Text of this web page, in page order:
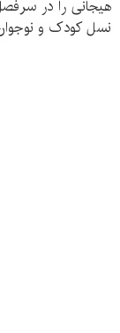
هیجانی را در
نسل کودک و